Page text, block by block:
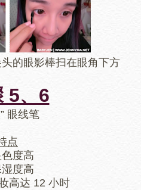
的眼影棒扫在眼角下方
5、6
眼线笔
点
色度高
湿度高
高达 12 小时